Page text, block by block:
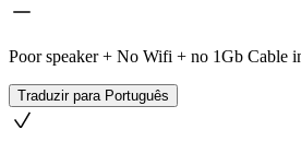
Poor speaker + No Wifi + no 1Gb Cable
Traduzir para Português